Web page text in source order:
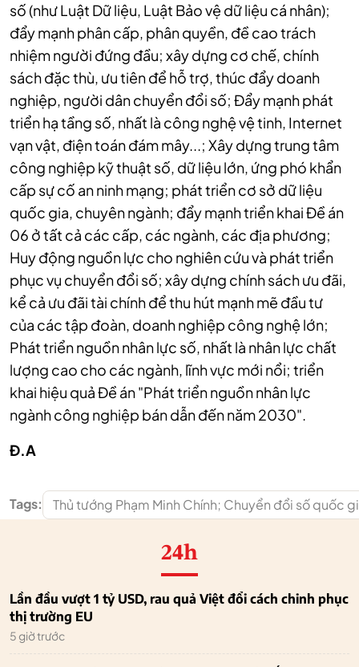
số (như Luật Dữ liệu, Luật Bảo vệ dữ liệu cá nhân);
đẩy mạnh phân cấp, phân quyền, đề cao trách
nhiệm người đứng đầu; xây dựng cơ chế, chính
sách đặc thù, ưu tiên để hỗ trợ, thúc đẩy doanh
nghiệp, người dân chuyển đổi số; Đẩy mạnh phát
triển hạ tầng số, nhất là công nghệ vệ tinh, Internet
vạn vật, điện toán đám mây...; Xây dựng trung tâm
công nghiệp kỹ thuật số, dữ liệu lớn, ứng phó khẩn
cấp sự cố an ninh mạng; phát triển cơ sở dữ liệu
quốc gia, chuyên ngành; đẩy mạnh triển khai Đề án
06 ở tất cả các cấp, các ngành, các địa phương;
Huy động nguồn lực cho nghiên cứu và phát triển
phục vụ chuyển đổi số; xây dựng chính sách ưu đãi,
kể cả ưu đãi tài chính để thu hút mạnh mẽ đầu tư
của các tập đoàn, doanh nghiệp công nghệ lớn;
Phát triển nguồn nhân lực số, nhất là nhân lực chất
lượng cao cho các ngành, lĩnh vực mới nổi; triển
khai hiệu quả Đề án "Phát triển nguồn nhân lực
ngành công nghiệp bán dẫn đến năm 2030".
Đ.A
Tags: Thủ tướng Phạm Minh Chính; Chuyển đổi số quốc
24h
Lần đầu vượt 1 tỷ USD, rau quả Việt đổi cách chinh phục
thị trường EU
5 giờ trước